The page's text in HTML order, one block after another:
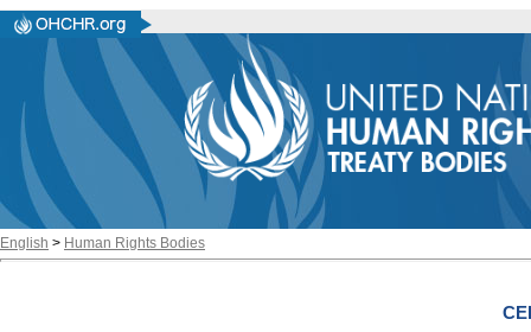
English > Human Rights Bodies